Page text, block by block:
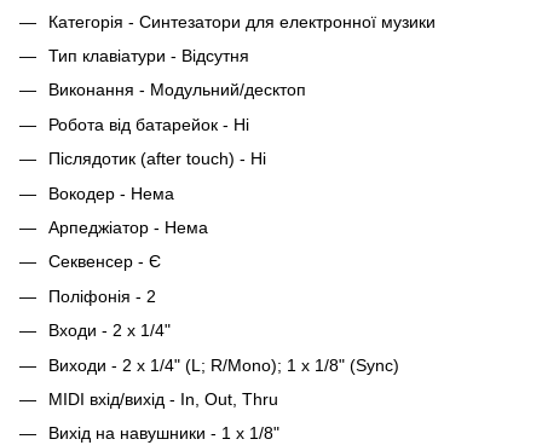
Категорія - Синтезатори для електронної музики
Тип клавіатури - Відсутня
Виконання - Модульний/десктоп
Робота від батарейок - Ні
Післядотик (after touch) - Ні
Вокодер - Нема
Арпеджіатор - Нема
Секвенсер - Є
Поліфонія - 2
Входи - 2 х 1/4"
Виходи - 2 x 1/4" (L; R/Mono); 1 x 1/8" (Sync)
MIDI вхід/вихід - In, Out, Thru
Вихід на навушники - 1 x 1/8"